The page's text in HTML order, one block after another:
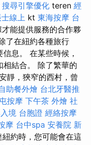
搜尋引擎優化 teren 經
線上 kt 東海按摩 台
能提供服務的合作夥
了在紐約各種旅行
息。 在某些時候，
相結合。 除了繁華的
靜，狹窄的西村，曾
助餐外燴 台北牙醫推
按摩 下午茶 外燴 社
境 台胞證 經絡按摩
摩 台中spa 安養院 新
約時，您可能會在這